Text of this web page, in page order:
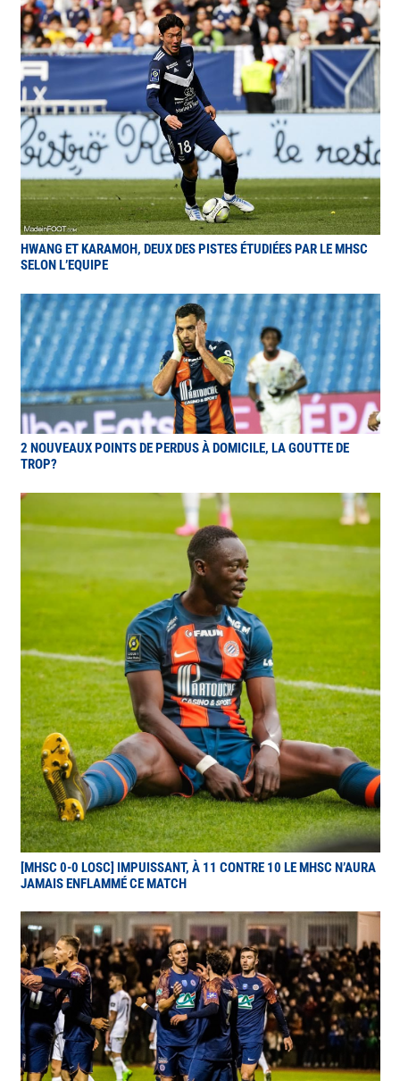
HWANG ET KARAMOH, DEUX DES PISTES ÉTUDIÉES PAR LE MHSC
SELON L’EQUIPE
2 NOUVEAUX POINTS DE PERDUS À DOMICILE, LA GOUTTE DE
TROP?
[MHSC 0-0 LOSC] IMPUISSANT, À 11 CONTRE 10 LE MHSC N’AURA
JAMAIS ENFLAMMÉ CE MATCH